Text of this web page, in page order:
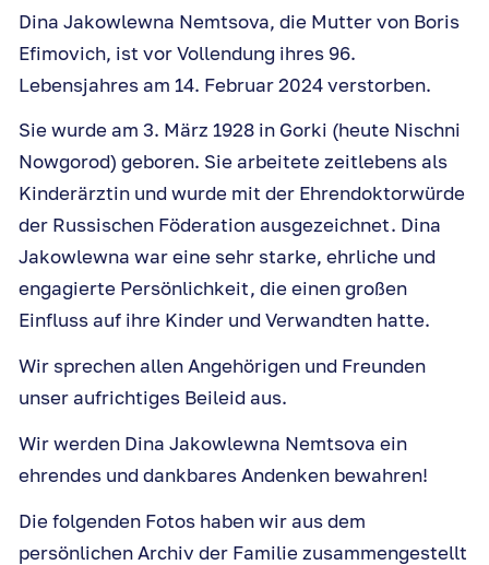
Dina Jakowlewna Nemtsova, die Mutter von Boris
Efimovich, ist vor Vollendung ihres 96.
Lebensjahres am 14. Februar 2024 verstorben.
Sie wurde am 3. März 1928 in Gorki (heute Nischni
Nowgorod) geboren. Sie arbeitete zeitlebens als
Kinderärztin und wurde mit der Ehrendoktorwürde
der Russischen Föderation ausgezeichnet. Dina
Jakowlewna war eine sehr starke, ehrliche und
engagierte Persönlichkeit, die einen großen
Einfluss auf ihre Kinder und Verwandten hatte.
Wir sprechen allen Angehörigen und Freunden
unser aufrichtiges Beileid aus.
Wir werden Dina Jakowlewna Nemtsova ein
ehrendes und dankbares Andenken bewahren!
Die folgenden Fotos haben wir aus dem
persönlichen Archiv der Familie zusammengestellt